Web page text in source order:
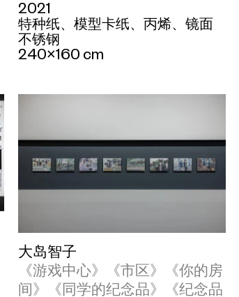
2021
特种纸、模型卡纸、丙烯、镜面
不锈钢
240×160 cm
大岛智子
《游戏中心》《市区》《你的房
间》《同学的纪念品》《纪念品